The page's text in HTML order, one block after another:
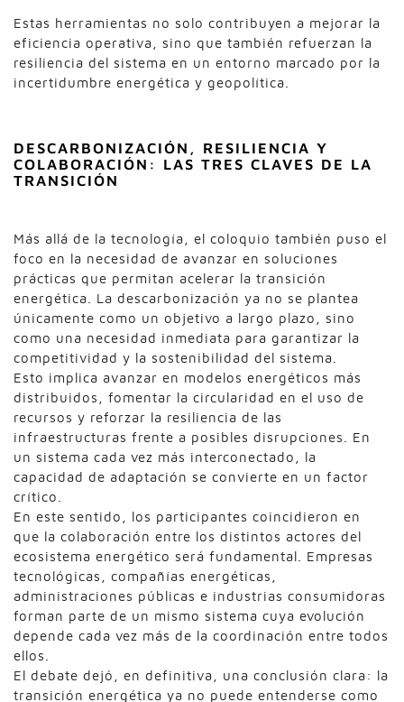
Estas herramientas no solo contribuyen a mejorar la
eficiencia operativa, sino que también refuerzan la
resiliencia del sistema en un entorno marcado por la
incertidumbre energética y geopolítica.
DESCARBONIZACIÓN, RESILIENCIA Y
COLABORACIÓN: LAS TRES CLAVES DE LA
TRANSICIÓN
Más allá de la tecnología, el coloquio también puso el
foco en la necesidad de avanzar en soluciones
prácticas que permitan acelerar la transición
energética. La descarbonización ya no se plantea
únicamente como un objetivo a largo plazo, sino
como una necesidad inmediata para garantizar la
competitividad y la sostenibilidad del sistema.
Esto implica avanzar en modelos energéticos más
distribuidos, fomentar la circularidad en el uso de
recursos y reforzar la resiliencia de las
infraestructuras frente a posibles disrupciones. En
un sistema cada vez más interconectado, la
capacidad de adaptación se convierte en un factor
crítico.
En este sentido, los participantes coincidieron en
que la colaboración entre los distintos actores del
ecosistema energético será fundamental. Empresas
tecnológicas, compañías energéticas,
administraciones públicas e industrias consumidoras
forman parte de un mismo sistema cuya evolución
depende cada vez más de la coordinación entre todos
ellos.
El debate dejó, en definitiva, una conclusión clara: la
transición energética ya no puede entenderse como